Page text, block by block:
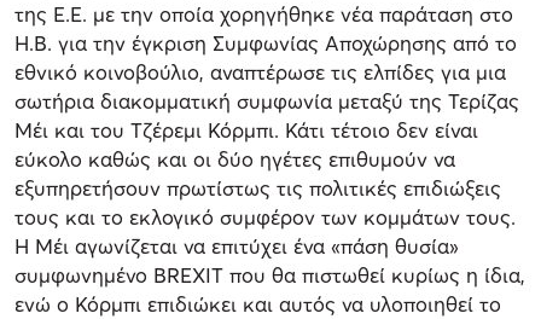
της Ε.Ε. με την οποία χορηγήθηκε νέα παράταση στο
Η.Β. για την έγκριση Συμφωνίας Αποχώρησης από το
εθνικό κοινοβούλιο, αναπτέρωσε τις ελπίδες για μια
σωτήρια διακομματική συμφωνία μεταξύ της Τερίζας
Μέι και του Τζέρεμι Κόρμπι. Κάτι τέτοιο δεν είναι
εύκολο καθώς και οι δύο ηγέτες επιθυμούν να
εξυπηρετήσουν πρωτίστως τις πολιτικές επιδιώξεις
τους και το εκλογικό συμφέρον των κομμάτων τους.
Η Μέι αγωνίζεται να επιτύχει ένα «πάση θυσία»
συμφωνημένο BREXIT που θα πιστωθεί κυρίως η ίδια,
ενώ ο Κόρμπι επιδιώκει και αυτός να υλοποιηθεί το